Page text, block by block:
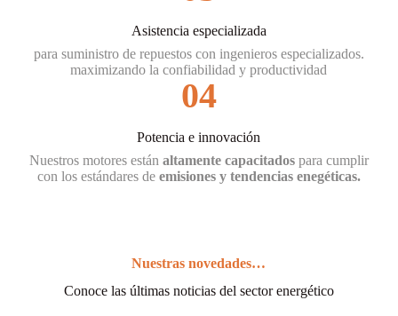
Asistencia especializada
para suministro de repuestos con ingenieros especializados.
maximizando la confiabilidad y productividad
04
Potencia e innovación
Nuestros motores están altamente capacitadospara cumplir
con los estándares de emisiones y tendencias enegéticas.
Nuestras novedades…
Conoce las últimas noticias del sector energético